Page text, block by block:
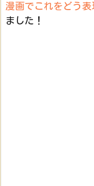
漫画でこれをどう表
ました！